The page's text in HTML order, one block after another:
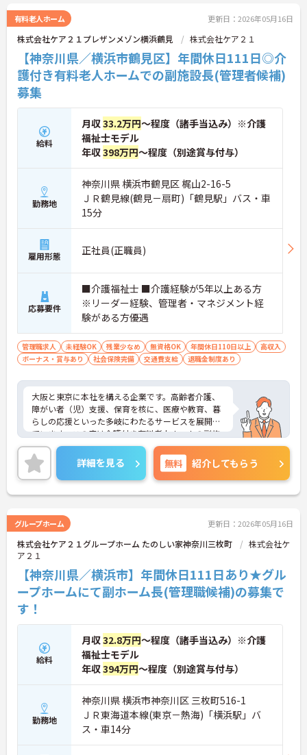
有料老人ホーム 更新日：2026年05月16日
株式会社ケア２１プレザンメゾン横浜鶴見 株式会社ケア２１
【神奈川県／横浜市鶴見区】年間休日111日◎介
護付き有料老人ホームでの副施設長(管理者候補)
募集
給料
月収33.2万円～程度（諸手当込み）※介護
福祉士モデル
年収398万円～程度（別途賞与付与）
勤務地
神奈川県 横浜市鶴見区 梶山2-16-5
ＪＲ鶴見線(鶴見－扇町)「鶴見駅」バス・車
15分
雇用形態 正社員(正職員)
応募要件
■介護福祉士 ■介護経験が5年以上ある方
※リーダー経験、管理者・マネジメント経
験がある方優遇
管理職求人 未経験OK 残業少なめ 無資格OK 年間休日110日以上
高収入
ボーナス・賞与あり
社会保険完備 交通費支給 退職金制度あり
大阪と東京に本社を構える企業です。高齢者介護、
障がい者（児）支援、保育を核に、医療や教育、暮
らしの応援といった多岐にわたるサービスを展開し
ています。この度は介護付き有料老人ホームの副施
設長として幅広い業務をお任せいたします。これま
でのご経験を活かして即戦力としてご活躍いただき
ます。ご利用者様はもちろん、従業員も活き活きと
働ける環境をつくりませんか？
ご興味ある方には、面接対策ポイントなど、さらに
い！
詳細を見る 無料 紹介してもらう
グループホーム 更新日：2026年05月16日
株式会社ケア２１グループホーム たのしい家神奈川三枚町
株式会社ケ
ア２１
【神奈川県／横浜市】年間休日111日あり★グル
ープホームにて副ホーム長(管理職候補)の募集で
す！
給料
月収32.8万円～程度（諸手当込み）※介護
福祉士モデル
年収394万円～程度（別途賞与付与）
勤務地
神奈川県 横浜市神奈川区 三枚町516-1
ＪＲ東海道本線(東京－熱海)「横浜駅」バ
ス・車14分